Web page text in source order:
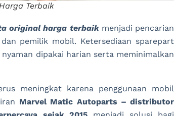
Terbaik
original harga terbaikmenjadi pencarian
pemilik mobil. Ketersediaan sparepart
dipakai harian serta meminimalkan
meningkat karena penggunaan mobil
Marvel Matic Autoparts – distributor